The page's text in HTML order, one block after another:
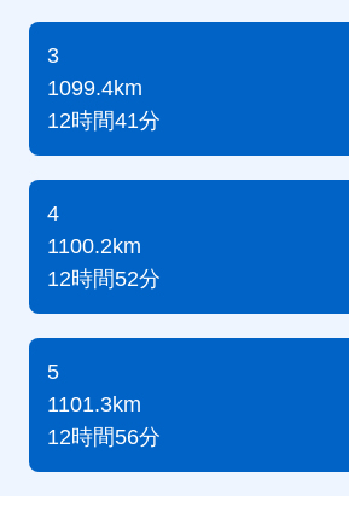
3
1099.4km
12時間41分
4
1100.2km
12時間52分
5
1101.3km
12時間56分